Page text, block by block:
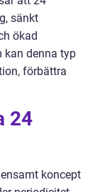
sänkt
ökad
kan denna typ
förbättra
24
koncept